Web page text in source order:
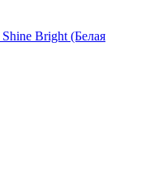
Bright (Белая